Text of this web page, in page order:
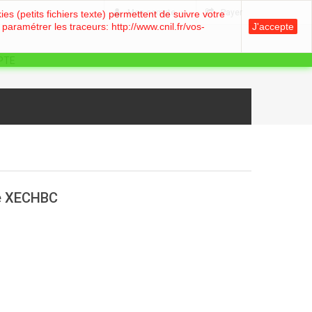
Mon compte Payer
(petits fichiers texte) permettent de suivre votre
les traceurs: http://www.cnil.fr/vos-
J'accepte